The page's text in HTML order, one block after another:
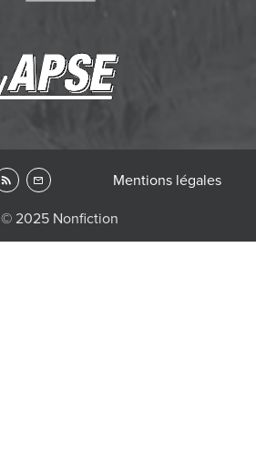
© 2025 Nonfiction
Mentions légales